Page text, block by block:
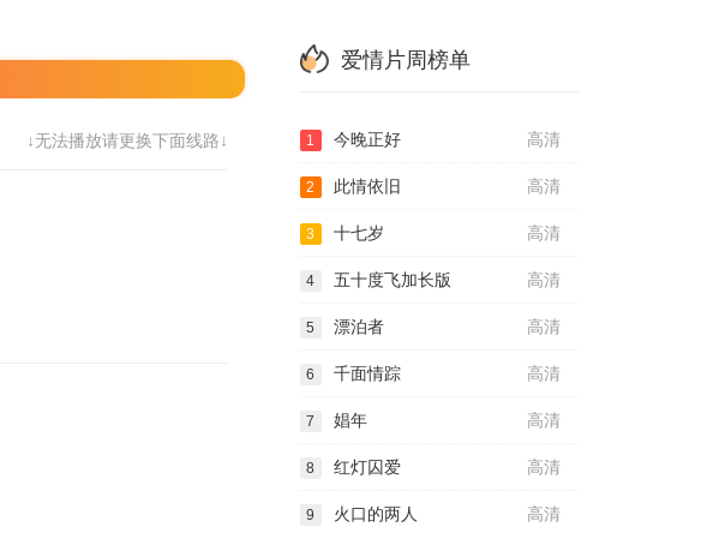
↓无法播放请更换下面线路↓
爱情片周榜单
高清
1 今晚正好
高清
2 此情依旧
高清
3 十七岁
高清
4 五十度飞加长版
高清
5 漂泊者
高清
6 千面情踪
高清
7 娼年
高清
8 红灯囚爱
高清
9 火口的两人